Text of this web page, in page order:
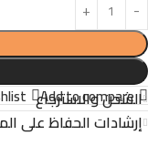
Add to compare
الشحن والاسترجاع
إرشادات الحفاظ على